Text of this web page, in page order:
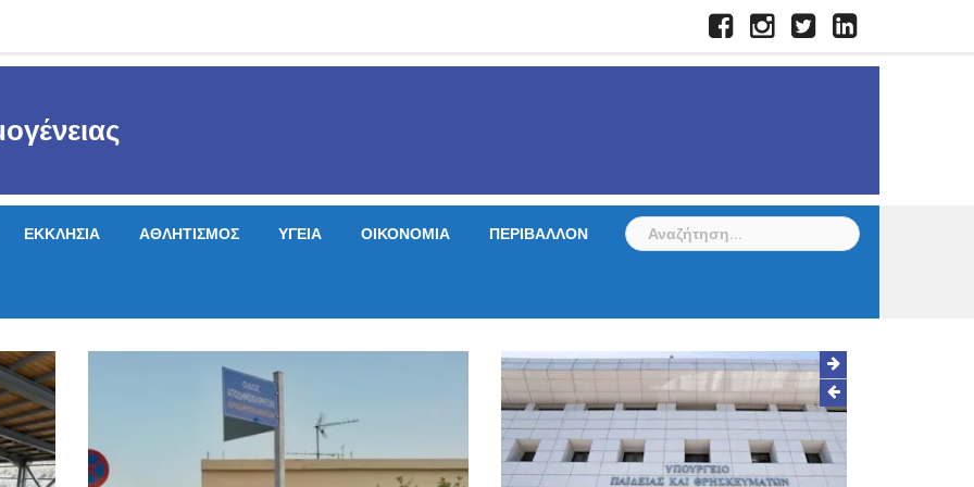
FacebookInstagramTwitterLinkedIn
ΕΚΚΛΗΣΙΑ ΑΘΛΗΤΙΣΜΟΣ ΥΓΕΙΑ ΟΙΚΟΝΟΜΙΑ ΠΕΡΙΒΑΛΛΟΝ
Αναζήτηση
για: